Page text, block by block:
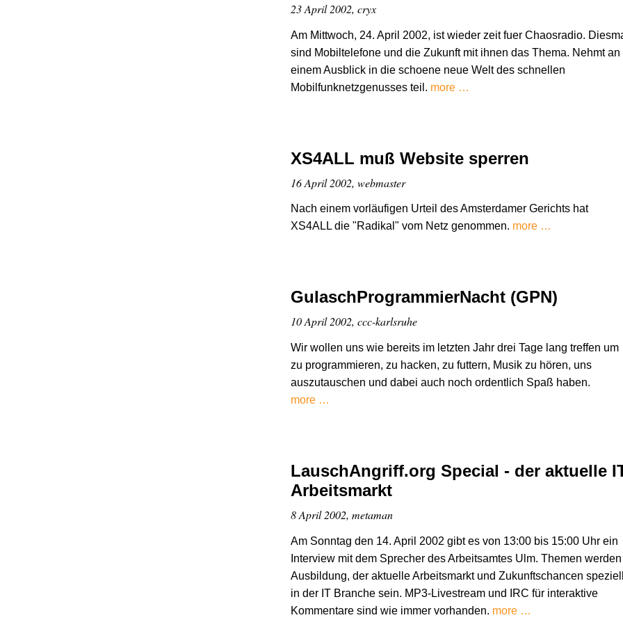
23 April 2002, cryx
Am Mittwoch, 24. April 2002, ist wieder zeit fuer Chaosradio.
sind Mobiltelefone und die Zukunft mit ihnen das Thema. Nehmt an
einem Ausblick in die schoene neue Welt des schnellen
Mobilfunknetzgenusses teil. more …
XS4ALL muß Website sperren
16 April 2002, webmaster
Nach einem vorläufigen Urteil des Amsterdamer Gerichts hat
XS4ALL die "Radikal" vom Netz genommen. more …
GulaschProgrammierNacht (GPN)
10 April 2002, ccc-karlsruhe
Wir wollen uns wie bereits im letzten Jahr drei Tage lang treffen um
zu programmieren, zu hacken, zu futtern, Musik zu hören, uns
auszutauschen und dabei auch noch ordentlich Spaß haben.
more …
LauschAngriff.org Special - der aktuelle
Arbeitsmarkt
8 April 2002, metaman
Am Sonntag den 14. April 2002 gibt es von 13:00 bis 15:00 Uhr ein
Interview mit dem Sprecher des Arbeitsamtes Ulm. Themen werden
Ausbildung, der aktuelle Arbeitsmarkt und Zukunftschancen
in der IT Branche sein. MP3-Livestream und IRC für interaktive
Kommentare sind wie immer vorhanden. more …